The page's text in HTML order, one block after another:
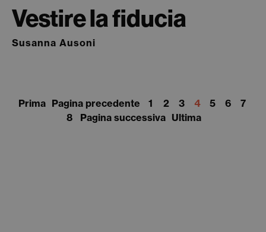
Vestire la fiducia
Susanna Ausoni
Prima Pagina precedente 1 2 3 4 5 6
7
8
Pagina successiva Ultima